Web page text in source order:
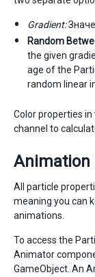
Gradient:
Random
the given
age of the
random linear
Color properties
channel to
Animation
All particle
meaning you can
animations.
To access the
Animator
GameObject. An